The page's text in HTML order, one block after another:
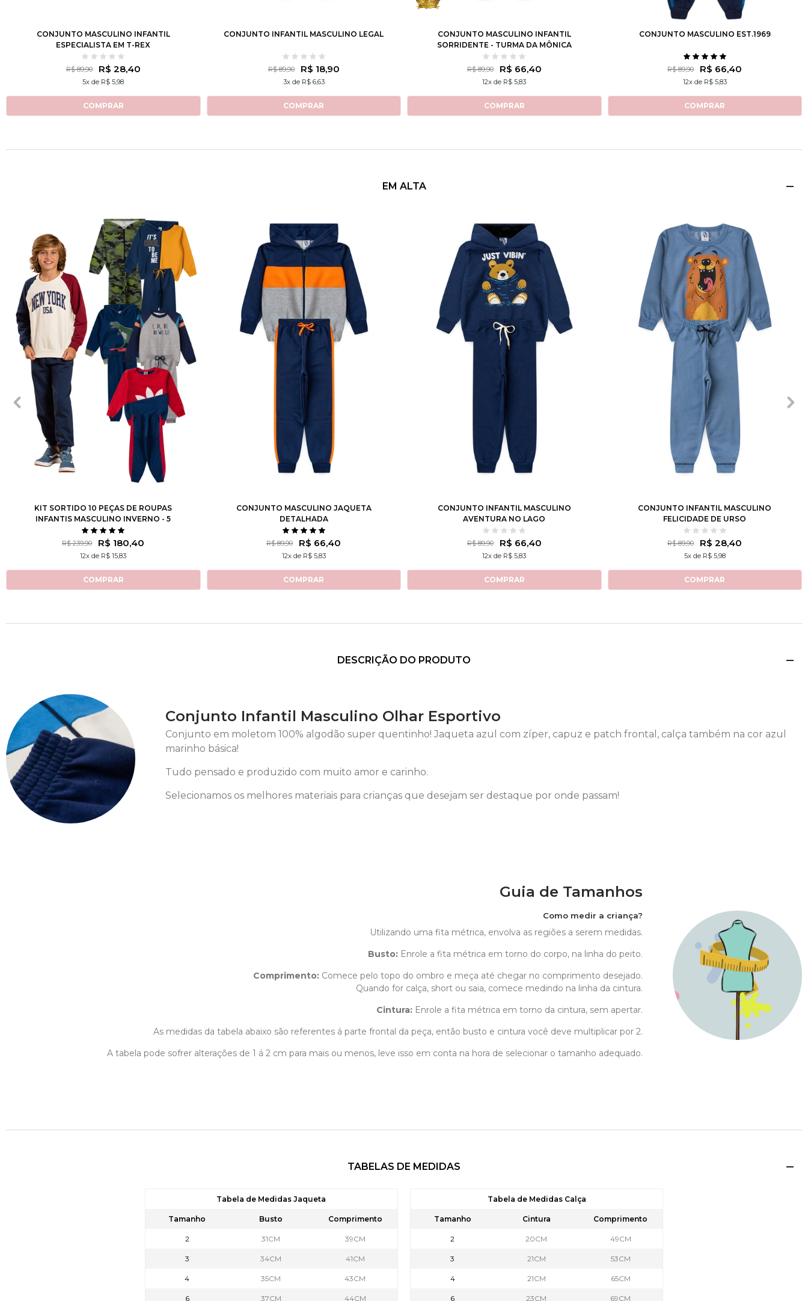
CONJUNTO MASCULINO INFANTIL
ESPECIALISTA EM T-REX
R$ 89,90 R$ 28,40
5x de R$ 5,98
COMPRAR
CONJUNTO INFANTIL MASCULINO LEGAL
R$ 89,90 R$ 18,90
3x de R$ 6,63
COMPRAR
1
CONJUNTO MASCULINO INFANTIL
SORRIDENTE - TURMA DA MÔNICA
R$ 89,90 R$ 66,40
12x de R$ 5,83
COMPRAR
1 2 10
CONJUNTO MASCULINO EST.1969
R$ 89,90 R$ 66,40
12x de R$ 5,83
COMPRAR
EM ALTA
8 10
KIT SORTIDO 10 PEÇAS DE ROUPAS
INFANTIS MASCULINO INVERNO - 5
CASACOS + 5 CALÇAS
R$ 239,90 R$ 180,40
12x de R$ 15,83
COMPRAR
CONJUNTO MASCULINO JAQUETA
DETALHADA
R$ 89,90 R$ 66,40
12x de R$ 5,83
COMPRAR
CONJUNTO INFANTIL MASCULINO
AVENTURA NO LAGO
R$ 89,90 R$ 66,40
12x de R$ 5,83
COMPRAR
CONJUNTO INFANTIL MASCULINO
FELICIDADE DE URSO
R$ 89,90 R$ 28,40
5x de R$ 5,98
COMPRAR
DESCRIÇÃO DO PRODUTO
Conjunto Infantil Masculino Olhar Esportivo
Conjunto em moletom 100% algodão super quentinho! Jaqueta azul com zíper, capuz e patch frontal, calça também na cor azul
marinho básica!
Tudo pensado e produzido com muito amor e carinho.
Selecionamos os melhores materiais para crianças que desejam ser destaque por onde passam!
Guia de Tamanhos
Como medir a criança?
Utilizando uma fita métrica, envolva as regiões a serem medidas.
Busto: Enrole a fita métrica em torno do corpo, na linha do peito.
Comprimento: Comece pelo topo do ombro e meça até chegar no comprimento desejado.
Quando for calça, short ou saia, comece medindo na linha da cintura.
Cintura: Enrole a fita métrica em torno da cintura, sem apertar.
As medidas da tabela abaixo são referentes á parte frontal da peça, então busto e cintura você deve multiplicar por 2.
A tabela pode sofrer alterações de 1 á 2 cm para mais ou menos, leve isso em conta na hora de selecionar o tamanho adequado.
TABELAS DE MEDIDAS
Tabela de Medidas Jaqueta
Tamanho Busto Comprimento
2 31CM 39CM
3 34CM 41CM
4 35CM 43CM
6 37CM 44CM
Tabela de Medidas Calça
Tamanho Cintura Comprimento
2 20CM 49CM
3 21CM 53CM
4 21CM 65CM
6 23CM 69CM